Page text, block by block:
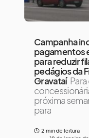
Campanha
pagamentos
para reduzir
pedágios da
Gravataí
próxima
para
2 min de leitura